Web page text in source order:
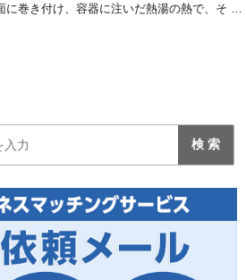
に巻き付け、容器に注いだ熱湯の熱で、そ …